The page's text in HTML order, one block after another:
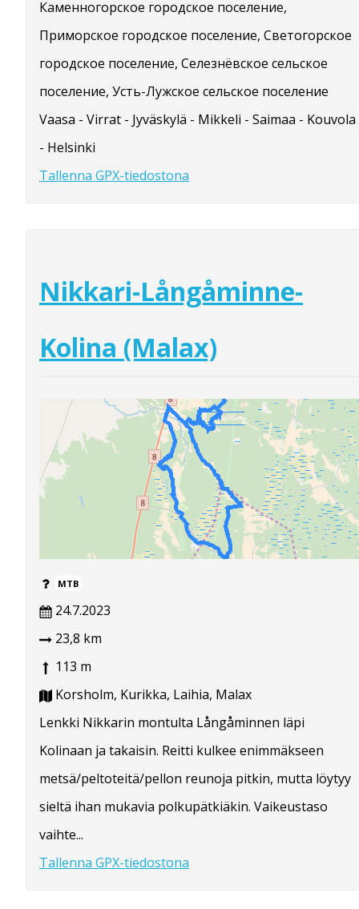
Каменногорское городское поселение,
Приморское городское поселение, Светогорское
городское поселение, Селезнёвское сельское
поселение, Усть-Лужское сельское поселение
Vaasa - Virrat - Jyväskylä - Mikkeli - Saimaa - Kouvola
- Helsinki
Tallenna GPX-tiedostona
Nikkari-Långåminne-
Kolina (Malax)
MTB
24.7.2023
23,8 km
113 m
Korsholm, Kurikka, Laihia, Malax
Lenkki Nikkarin montulta Långåminnen läpi
Kolinaan ja takaisin. Reitti kulkee enimmäkseen
metsä/peltoteitä/pellon reunoja pitkin, mutta löytyy
sieltä ihan mukavia polkupätkiäkin. Vaikeustaso
vaihte...
Tallenna GPX-tiedostona